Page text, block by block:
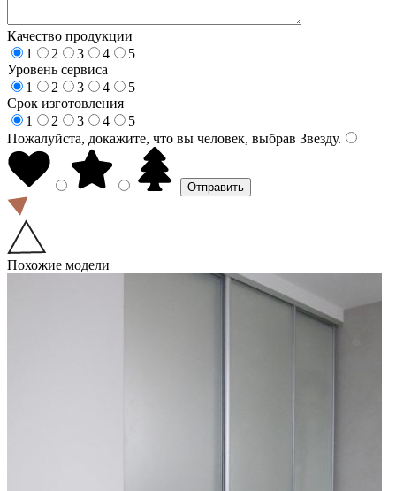
Качество продукции
1
2 3 4
5
Уровень сервиса
1
2 3 4
5
Срок изготовления
1
2 3 4
5
Пожалуйста, докажите, что вы человек, выбрав Звезду.
Похожие модели